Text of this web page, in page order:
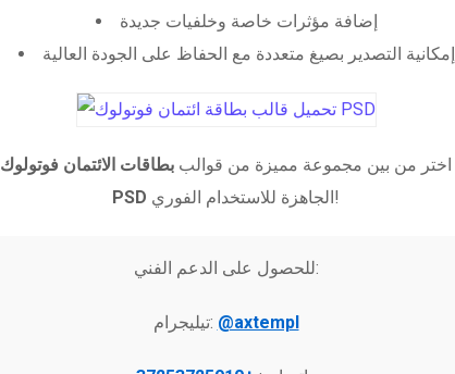
إضافة مؤثرات خاصة وخلفيات جديدة
إمكانية التصدير بصيغ متعددة مع الحفاظ على الجودة العالية
اختر من بين مجموعة مميزة من قوالب بطاقات الائتمان فوتولوك
PSD
الجاهزة للاستخدام الفوري!
للحصول على الدعم الفني:
تيليجرام: @axtempl